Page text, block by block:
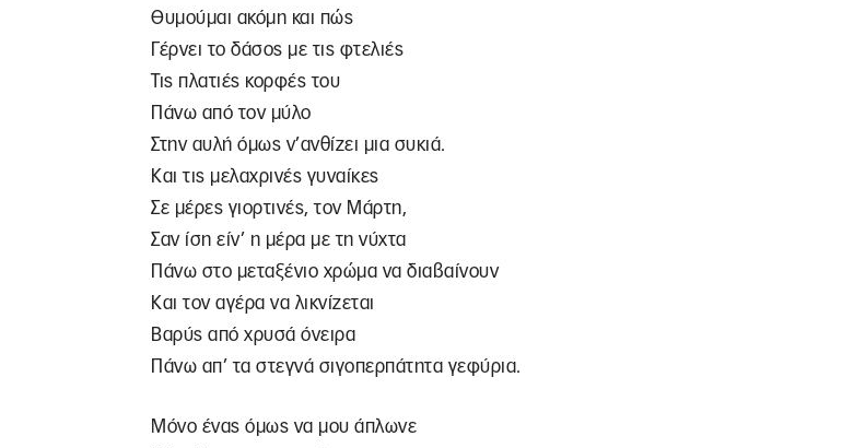
Θυμούμαι ακόμη και πώς
Γέρνει το δάσος με τις φτελιές
Τις πλατιές κορφές του
Πάνω από τον μύλο
Στην αυλή όμως ν’ανθίζει μια συκιά.
Και τις μελαχρινές γυναίκες
Σε μέρες γιορτινές, τον Μάρτη,
Σαν ίση είν’ η μέρα με τη νύχτα
Πάνω στο μεταξένιο χρώμα να διαβαίνουν
Και τον αγέρα να λικνίζεται
Βαρύς από χρυσά όνειρα
Πάνω απ’ τα στεγνά σιγοπερπάτητα γεφύρια.
Μόνο ένας όμως να μου άπλωνε